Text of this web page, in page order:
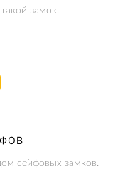
замок.
сейфовых замков.